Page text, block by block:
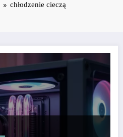
chłodzenie cieczą